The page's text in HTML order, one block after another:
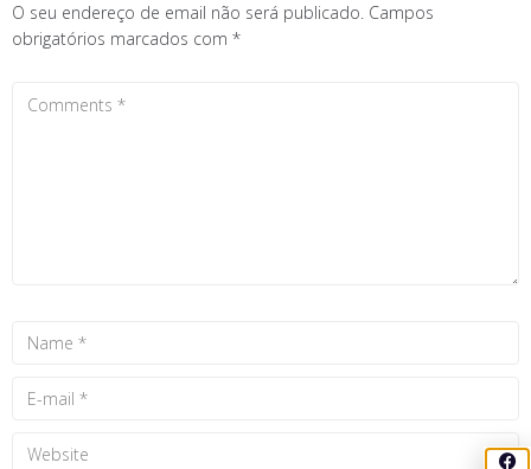
O seu endereço de email não será publicado. Campos
obrigatórios marcados com *